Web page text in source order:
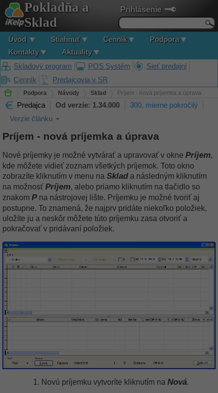
Prihlásenie
Pokladňa a
Sklad
Úvod Stiahnuť Cenník
Podpora
Kontakty
Aktuality
Skladový program
POS Systém
Sieť predajní
Cenník
Predajcovia v SR
Podpora Návody Sklad Príjem - nová príjemka a úprava
Predajca Od verzie: 1.34.000
300, mierne pokročilý
Verzie článku
Príjem - nová príjemka a úprava
Nové príjemky je možné vytvárať a upravovať v okne Príjem,
kde môžete vidieť zoznam všetkých príjemok. Toto okno
zobrazíte kliknutím v menu na Sklada následným kliknutím
na možnosť Príjem, alebo priamo kliknutím na tlačidlo so
znakom Pna nástrojovej lište. Príjemku je možné tvoriť aj
postupne. To znamená, že najprv pridáte niekoľko položiek,
uložíte ju a neskôr môžete túto príjemku zasa otvoriť a
pokračovať v pridávaní položiek.
Novú príjemku vytvoríte kliknutím na Nová.